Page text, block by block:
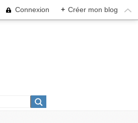
Connexion + Créer mon blog